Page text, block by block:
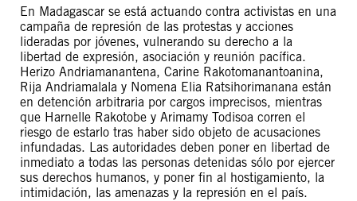
En Madagascar se está actuando contra activistas en una
campaña de represión de las protestas y acciones
lideradas por jóvenes, vulnerando su derecho a la
libertad de expresión, asociación y reunión pacífica.
Herizo Andriamanantena, Carine Rakotomanantoanina,
Rija Andriamalala y Nomena Elia Ratsihorimanana están
en detención arbitraria por cargos imprecisos, mientras
que Harnelle Rakotobe y Arimamy Todisoa corren el
riesgo de estarlo tras haber sido objeto de acusaciones
infundadas. Las autoridades deben poner en libertad de
inmediato a todas las personas detenidas sólo por ejercer
sus derechos humanos, y poner fin al hostigamiento, la
intimidación, las amenazas y la represión en el país.